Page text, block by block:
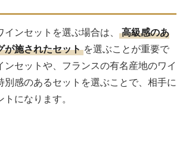
ンセットを選ぶ場合は、
高級感のあ
が施されたセット を選ぶことが重要で
ンセットや、フランスの有名産地のワイ
別感のあるセットを選ぶことで、相手に
になります。